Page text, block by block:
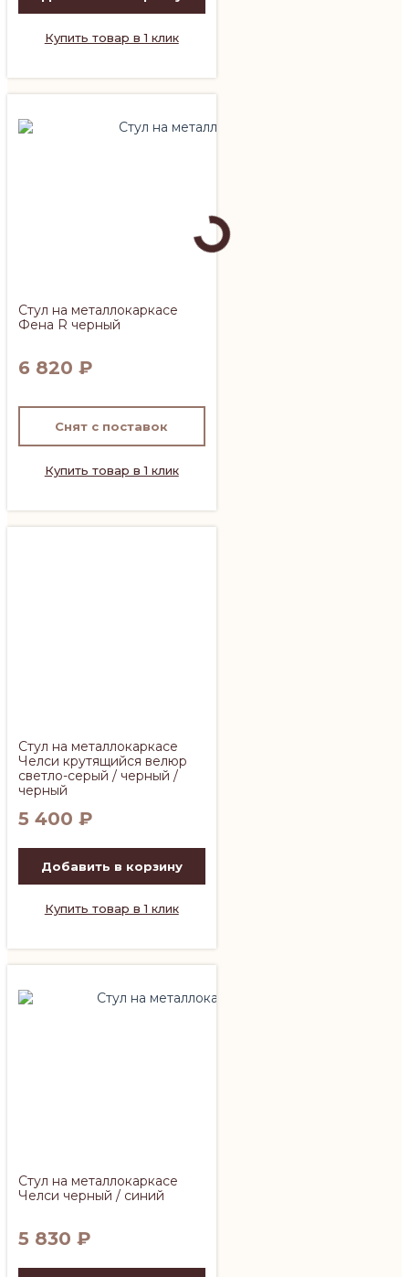
Купить товар в 1 клик
Стул на металлокаркасе
Фена R черный
6 820 ₽
Снят с поставок
Купить товар в 1 клик
Стул на металлокаркасе
Челси крутящийся велюр
светло-серый / черный /
черный
5 400 ₽
Добавить в корзину
Купить товар в 1 клик
Стул на металлокаркасе
Челси черный / синий
5 830 ₽